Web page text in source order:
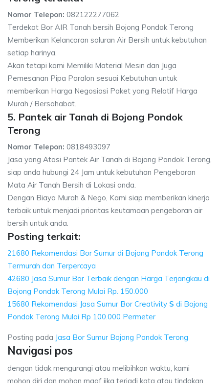
Nomor Telepon: 082122277062
Terdekat Bor AIR Tanah bersih Bojong Pondok Terong
Memberikan Kelancaran saluran Air Bersih untuk kebutuhan
setiap harinya.
Akan tetapi kami Memiliki Material Mesin dan Juga
Pemesanan Pipa Paralon sesuai Kebutuhan untuk
memberikan Harga Negosiasi Paket yang Relatif Harga
Murah / Bersahabat.
5. Pantek air Tanah di Bojong Pondok
Terong
Nomor Telepon: 0818493097
Jasa yang Atasi Pantek Air Tanah di Bojong Pondok Terong,
siap anda hubungi 24 Jam untuk kebutuhan Pengeboran
Mata Air Tanah Bersih di Lokasi anda.
Dengan Biaya Murah & Nego, Kami siap memberikan kinerja
terbaik untuk menjadi prioritas keutamaan pengeboran air
bersih untuk anda.
Posting terkait:
21680 Rekomendasi Bor Sumur di Bojong Pondok Terong
Termurah dan Terpercaya
42680 Jasa Sumur Bor Terbaik dengan Harga Terjangkau di
Bojong Pondok Terong Mulai Rp. 150.000
15680 Rekomendasi Jasa Sumur Bor Creativity S di Bojong
Pondok Terong Mulai Rp 100.000 Permeter
Posting pada Jasa Bor Sumur Bojong Pondok Terong
Navigasi pos
dengan tidak mengurangi atau melibihkan waktu, kami
mohon diri dan mohon maaf jika terjadi kata atau tindakan